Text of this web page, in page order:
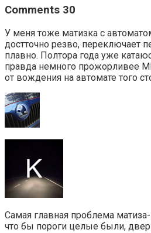
Comments 30
У меня тоже матизка с
достточно резво, переключает
плавно. Полтора года уже
правда немного прожорливее
от вождения на автомате того
Самая главная проблема
что бы пороги целые были,